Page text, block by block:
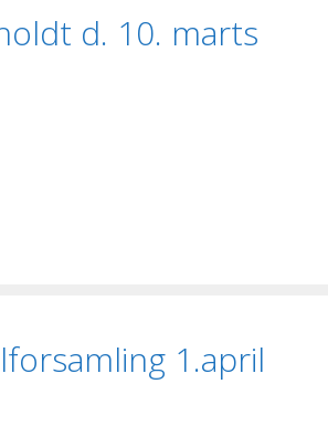
d. 10. marts
1.april